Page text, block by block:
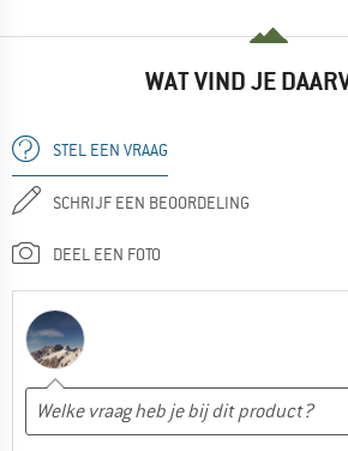
WAT VIND JE
STEL EEN VRAAG
SCHRIJF EEN BEOORDELING
DEEL EEN FOTO